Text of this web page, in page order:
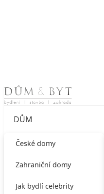
Skip to content
DŮM
České domy
Zahraniční domy
Jak bydlí celebrity